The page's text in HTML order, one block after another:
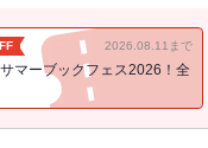
2026.08.11まで
マーブックフェス2026！全